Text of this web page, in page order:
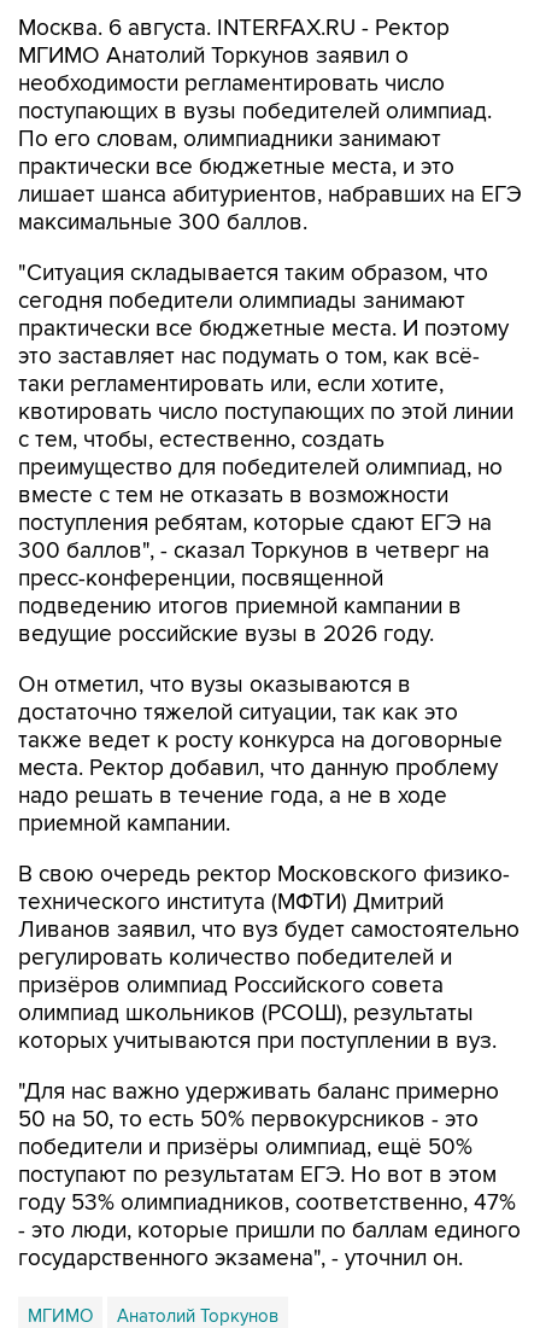
Москва. 6 августа. INTERFAX.RU - Ректор
МГИМО Анатолий Торкунов заявил о
необходимости регламентировать число
поступающих в вузы победителей олимпиад.
По его словам, олимпиадники занимают
практически все бюджетные места, и это
лишает шанса абитуриентов, набравших на ЕГЭ
максимальные 300 баллов.
"Ситуация складывается таким образом, что
сегодня победители олимпиады занимают
практически все бюджетные места. И поэтому
это заставляет нас подумать о том, как всё-
таки регламентировать или, если хотите,
квотировать число поступающих по этой линии
с тем, чтобы, естественно, создать
преимущество для победителей олимпиад, но
вместе с тем не отказать в возможности
поступления ребятам, которые сдают ЕГЭ на
300 баллов", - сказал Торкунов в четверг на
пресс-конференции, посвященной
подведению итогов приемной кампании в
ведущие российские вузы в 2026 году.
Он отметил, что вузы оказываются в
достаточно тяжелой ситуации, так как это
также ведет к росту конкурса на договорные
места. Ректор добавил, что данную проблему
надо решать в течение года, а не в ходе
приемной кампании.
В свою очередь ректор Московского физико-
технического института (МФТИ) Дмитрий
Ливанов заявил, что вуз будет самостоятельно
регулировать количество победителей и
призёров олимпиад Российского совета
олимпиад школьников (РСОШ), результаты
которых учитываются при поступлении в вуз.
"Для нас важно удерживать баланс примерно
50 на 50, то есть 50% первокурсников - это
победители и призёры олимпиад, ещё 50%
поступают по результатам ЕГЭ. Но вот в этом
году 53% олимпиадников, соответственно, 47%
- это люди, которые пришли по баллам единого
государственного экзамена", - уточнил он.
МГИМО Анатолий Торкунов